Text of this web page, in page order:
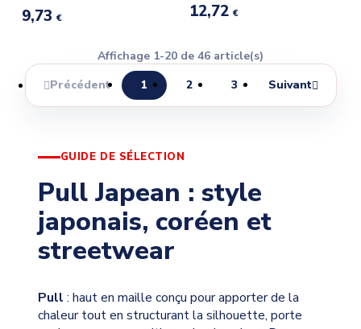
9,73 € 12,72 €
Affichage 1-20 de 46 article(s)
Précédent 1 2 3 Suivant
GUIDE DE SÉLECTION
Pull Japean : style
japonais, coréen et
streetwear
Pull : haut en maille conçu pour apporter de la
chaleur tout en structurant la silhouette, porte